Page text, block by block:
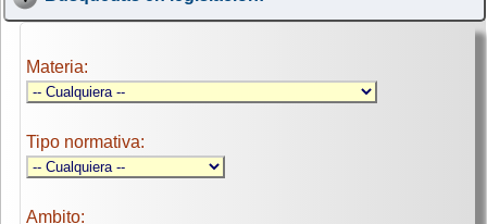
Materia:
Tipo normativa:
Ambito: